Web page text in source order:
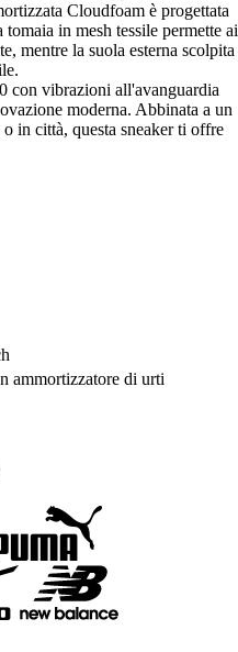
Cloudfoam è progettata
in mesh tessile permette ai
mentre la suola esterna scolpita
con vibrazioni all'avanguardia
moderna. Abbinata a un
in città, questa sneaker ti offre
ammortizzatore di urti